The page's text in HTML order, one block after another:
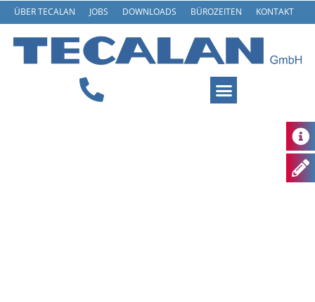
ÜBER TECALAN JOBS DOWNLOADS BÜROZEITEN KONTAKT